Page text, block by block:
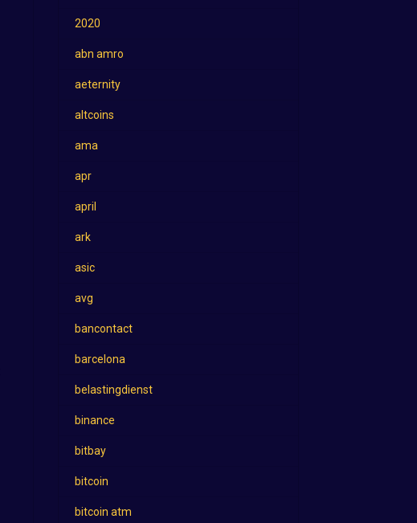
2020
abn amro
aeternity
altcoins
ama
apr
april
ark
asic
avg
bancontact
barcelona
belastingdienst
binance
bitbay
bitcoin
bitcoin atm